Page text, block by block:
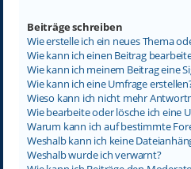
Beiträge schreiben
Wie erstelle ich ein neues Thema
Wie kann ich einen Beitrag
Wie kann ich meinem Beitrag eine
Wie kann ich eine Umfrage
Wieso kann ich nicht mehr
Wie bearbeite oder lösche ich eine
Warum kann ich auf bestimmte
Weshalb kann ich keine
Weshalb wurde ich verwarnt?